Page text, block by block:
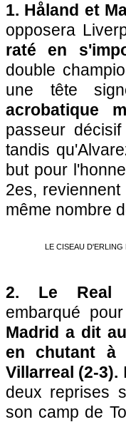
1. Håland et
opposera
raté en
double
une tête
acrobatique
passeur
tandis
but pour
2es,
même nombre
LE CISEAU
2. Le Real
embarqué
Madrid a dit
en chutant à
Villarreal (2-3).
deux reprises
son camp de